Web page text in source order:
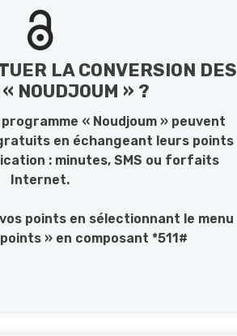
LA CONVERSION DES
NOUDJOUM » ?
« Noudjoum » peuvent
en échangeant leurs points
: minutes, SMS ou forfaits
Internet.
points en sélectionnant le menu
» en composant *511#